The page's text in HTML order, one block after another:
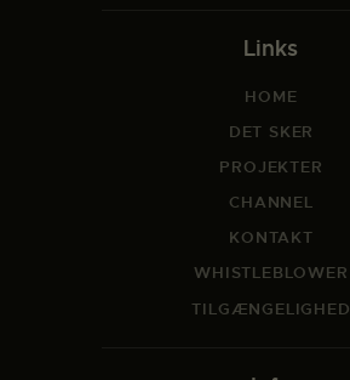
Links
HOME
DET SKER
PROJEKTER
CHANNEL
KONTAKT
WHISTLEBLOWER
TILGÆNGELIGHED